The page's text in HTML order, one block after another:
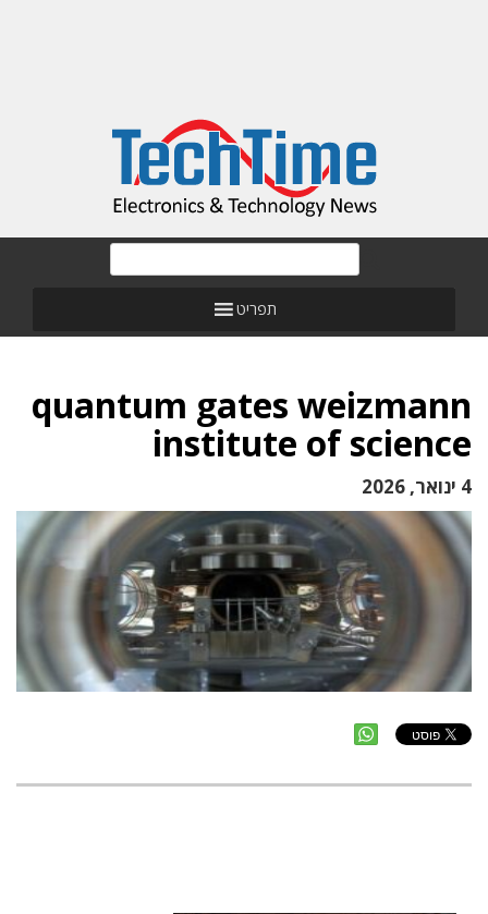
תפריט
quantum gates weizmann
institute of science
4 ינואר, 2026